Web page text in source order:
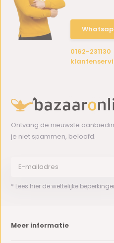
0162-231130
Ontvang de nieuwste
je niet spammen, beloofd.
* Lees hier de wettelijke
Meer informatie